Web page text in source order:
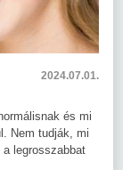
2024.07.01.
és mi
Nem tudják, mi
legrosszabbat